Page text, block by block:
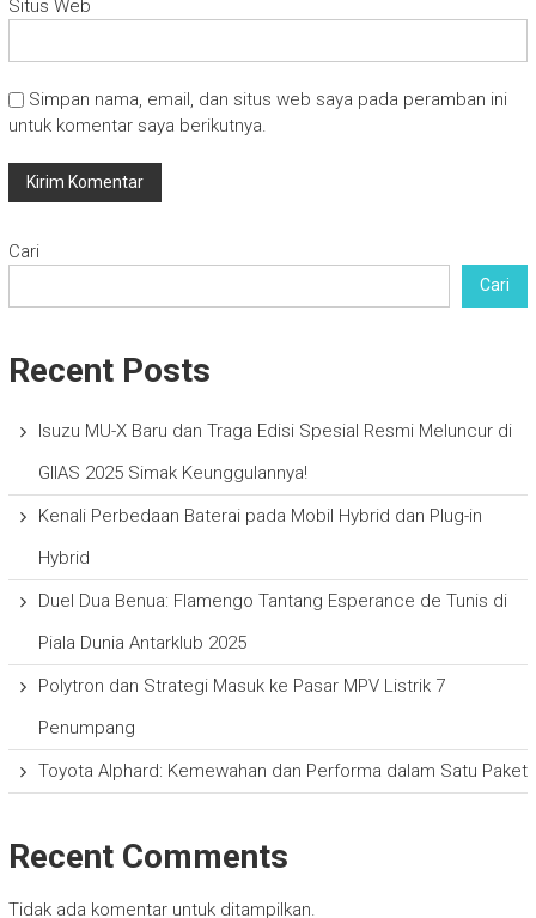
Situs Web
Simpan nama, email, dan situs web saya pada peramban ini
untuk komentar saya berikutnya.
Cari
Cari
Recent Posts
Isuzu MU-X Baru dan Traga Edisi Spesial Resmi Meluncur di
GIIAS 2025 Simak Keunggulannya!
Kenali Perbedaan Baterai pada Mobil Hybrid dan Plug-in
Hybrid
Duel Dua Benua: Flamengo Tantang Esperance de Tunis di
Piala Dunia Antarklub 2025
Polytron dan Strategi Masuk ke Pasar MPV Listrik 7
Penumpang
Toyota Alphard: Kemewahan dan Performa dalam Satu Paket
Recent Comments
Tidak ada komentar untuk ditampilkan.